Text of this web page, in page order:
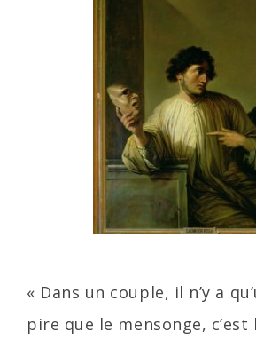
« Dans un couple, il n’y a
pire que le mensonge,